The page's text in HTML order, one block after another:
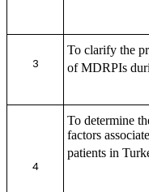
3
To clarify the
of MDRPIs
4
To determine
factors
patients in